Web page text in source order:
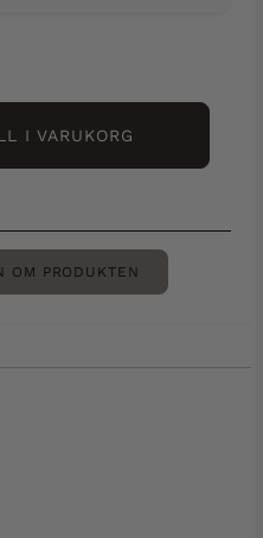
I VARUKORG
OM PRODUKTEN